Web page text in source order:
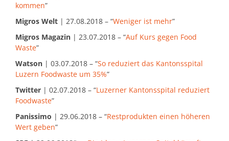
kommen”
Migros Welt | 27.08.2018 – “Weniger ist mehr”
Migros Magazin | 23.07.2018 – “Auf Kurs gegen Food
Waste”
Watson | 03.07.2018 – “So reduziert das Kantonsspital
Luzern Foodwaste um 35%”
Twitter | 02.07.2018 – “Luzerner Kantonsspital reduziert
Foodwaste”
Panissimo | 29.06.2018 – “Restprodukten einen höheren
Wert geben”